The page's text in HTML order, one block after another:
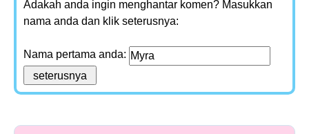
Adakah anda ingin menghantar komen? Masukkan
nama anda dan klik seterusnya:
Nama pertama anda: